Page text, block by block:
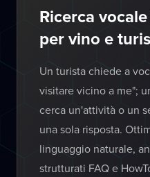
Ricerca
per vino e
Un turista chiede a
visitare vicino a me";
cerca un'attività o un
una sola risposta.
linguaggio naturale,
strutturati FAQ e